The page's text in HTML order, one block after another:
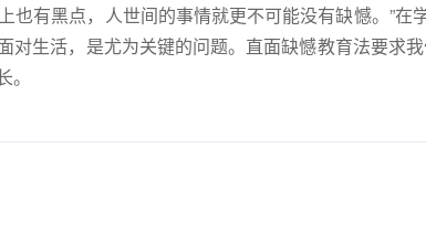
也有黑点，人世间的事情就更不可能没有缺憾。”在
对生活，是尤为关键的问题。直面缺憾教育法要求